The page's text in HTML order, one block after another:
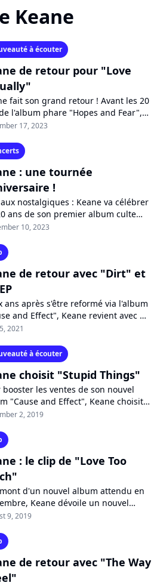
Keane
à écouter
de retour pour "Love
fait son grand retour ! Avant les 20
l'album phare "Hopes and Fear",
notamment des concerts en France,
17, 2023
: une tournée
!
nostalgiques : Keane va célébrer
ans de son premier album culte
and Fears". Le groupe pop anglais
10, 2023
de retour avec "Dirt" et
ans après s'être reformé via l'album
and Effect", Keane revient avec un
single "Dirt", inspiré par la
2021
à écouter
choisit "Stupid Things"
booster les ventes de son nouvel
"Cause and Effect", Keane choisit
"Stupid Things" comme nouveau
2, 2019
: le clip de "Love Too
d'un nouvel album attendu en
Keane dévoile un nouvel
: "Love Too Much". Dans le clip, le
9, 2019
de retour avec "The Way